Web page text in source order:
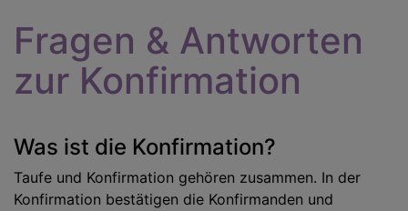
Fragen & Antworten
zur Konfirmation
Was ist die Konfirmation?
Taufe und Konfirmation gehören zusammen. In der
Konfirmation bestätigen die Konfirmanden und